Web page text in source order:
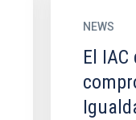
NEWS
El